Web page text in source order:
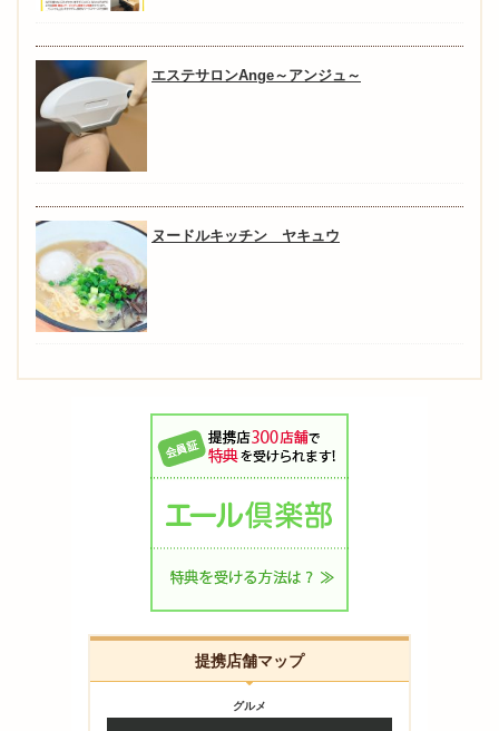
エステサロンAnge～アンジュ～
ヌードルキッチン ヤキュウ
提携店舗マップ
グルメ